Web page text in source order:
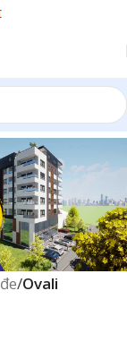
/Ovali